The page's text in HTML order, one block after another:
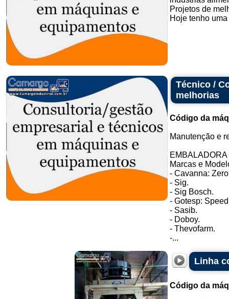
Projetos de
Hoje tenho
Técnico /
melhorias
Código da
Manutenção e
Marcas e
- Cavanna:
- Sig.
- Sig Bosch.
- Gotesp:
- Sasib.
- Doboy.
- Thevofarm.
-...
Linha
Código da